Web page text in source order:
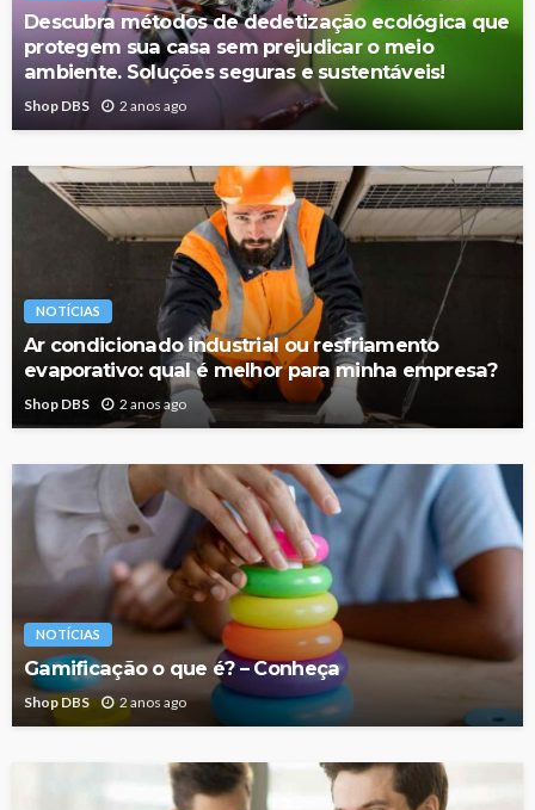
Descubra métodos de dedetização ecológica que
protegem sua casa sem prejudicar o meio
ambiente. Soluções seguras e sustentáveis!
Shop DBS 2 anos ago
NOTÍCIAS
Ar condicionado industrial ou resfriamento
evaporativo: qual é melhor para minha empresa?
Shop DBS 2 anos ago
NOTÍCIAS
Gamificação o que é? – Conheça
Shop DBS 2 anos ago